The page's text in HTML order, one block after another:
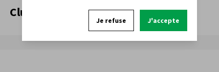
Clubs sportifs
Je refuse J'accepte